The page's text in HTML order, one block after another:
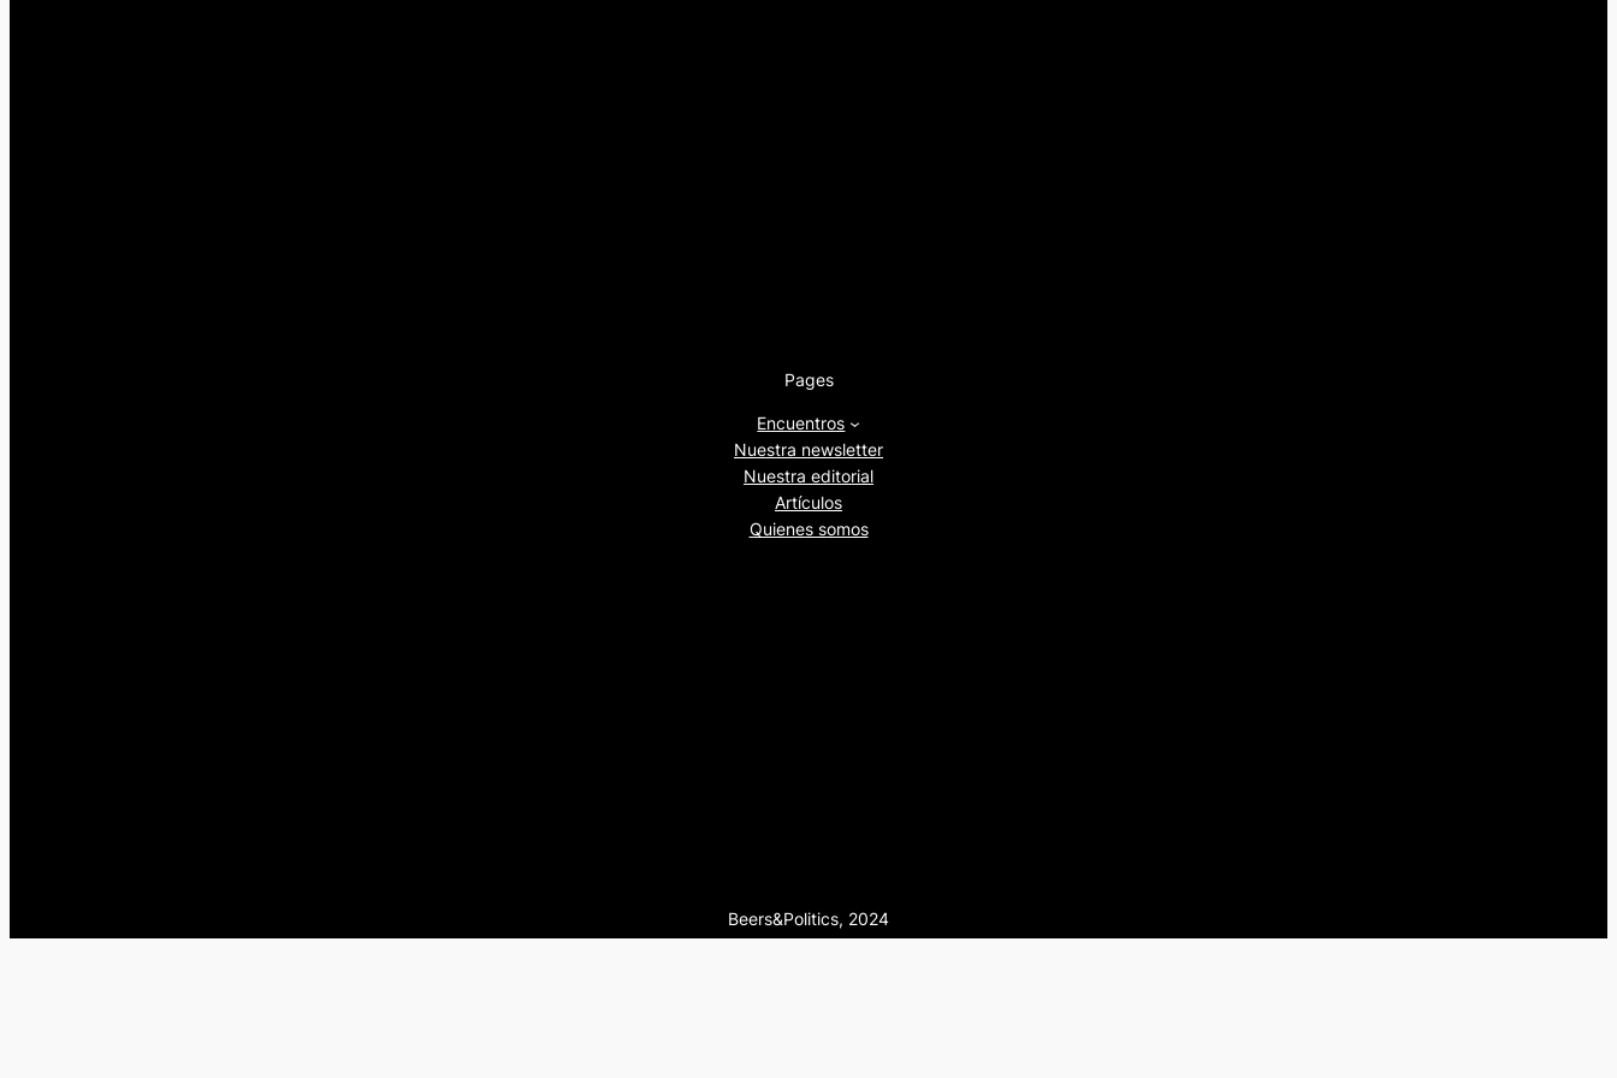
Pages
Encuentros
Nuestra newsletter
Nuestra editorial
Artículos
Quienes somos
Beers&Politics, 2024